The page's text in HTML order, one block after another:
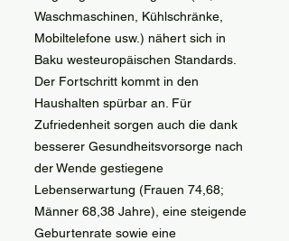
Waschmaschinen, Kühlschränke,
Mobiltelefone usw.) nähert sich in
Baku westeuropäischen Standards.
Der Fortschritt kommt in den
Haushalten spürbar an. Für
Zufriedenheit sorgen auch die dank
besserer Gesundheitsvorsorge nach
der Wende gestiegene
Lebenserwartung (Frauen 74,68;
Männer 68,38 Jahre), eine steigende
Geburtenrate sowie eine